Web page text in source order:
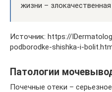
жизни – злокачественная
Источник: https://
podborodke-shishka-i-
Патологии
Почечные отеки –